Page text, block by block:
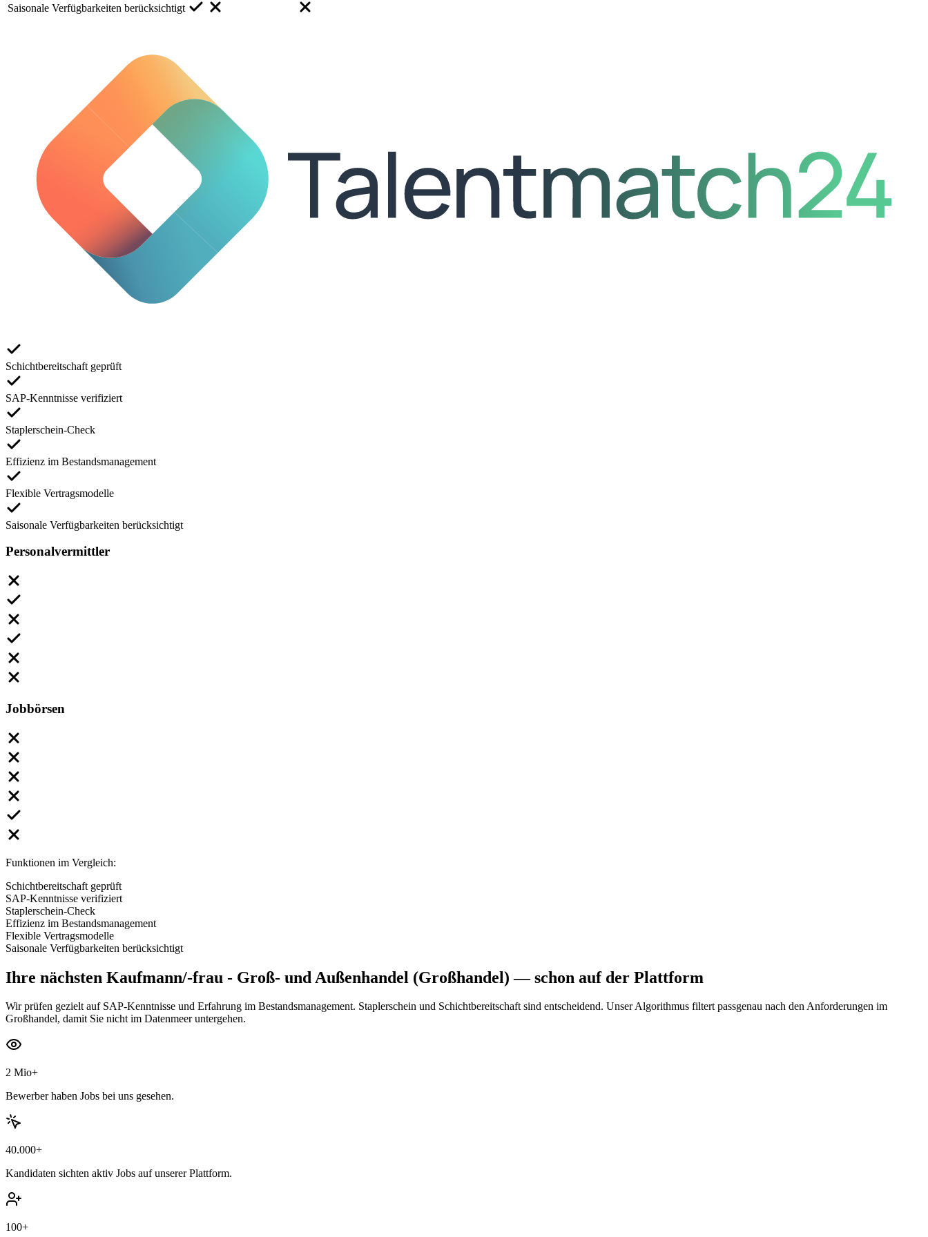
Saisonale Verfügbarkeiten berücksichtigt
Schichtbereitschaft geprüft
SAP-Kenntnisse verifiziert
Staplerschein-Check
Effizienz im Bestandsmanagement
Flexible Vertragsmodelle
Saisonale Verfügbarkeiten berücksichtigt
Personalvermittler
Jobbörsen
Funktionen im Vergleich:
Schichtbereitschaft geprüft
SAP-Kenntnisse verifiziert
Staplerschein-Check
Effizienz im Bestandsmanagement
Flexible Vertragsmodelle
Saisonale Verfügbarkeiten berücksichtigt
Ihre nächsten Kaufmann/-frau - Groß- und Außenhandel (Großhandel) — schon auf der Plattform
Wir prüfen gezielt auf SAP-Kenntnisse und Erfahrung im Bestandsmanagement. Staplerschein und Schichtbereitschaft sind entscheidend. Unser Algorithmus filtert passgenau nach den Anforderungen im
Großhandel, damit Sie nicht im Datenmeer untergehen.
2 Mio+
Bewerber haben Jobs bei uns gesehen.
40.000+
Kandidaten sichten aktiv Jobs auf unserer Plattform.
100+